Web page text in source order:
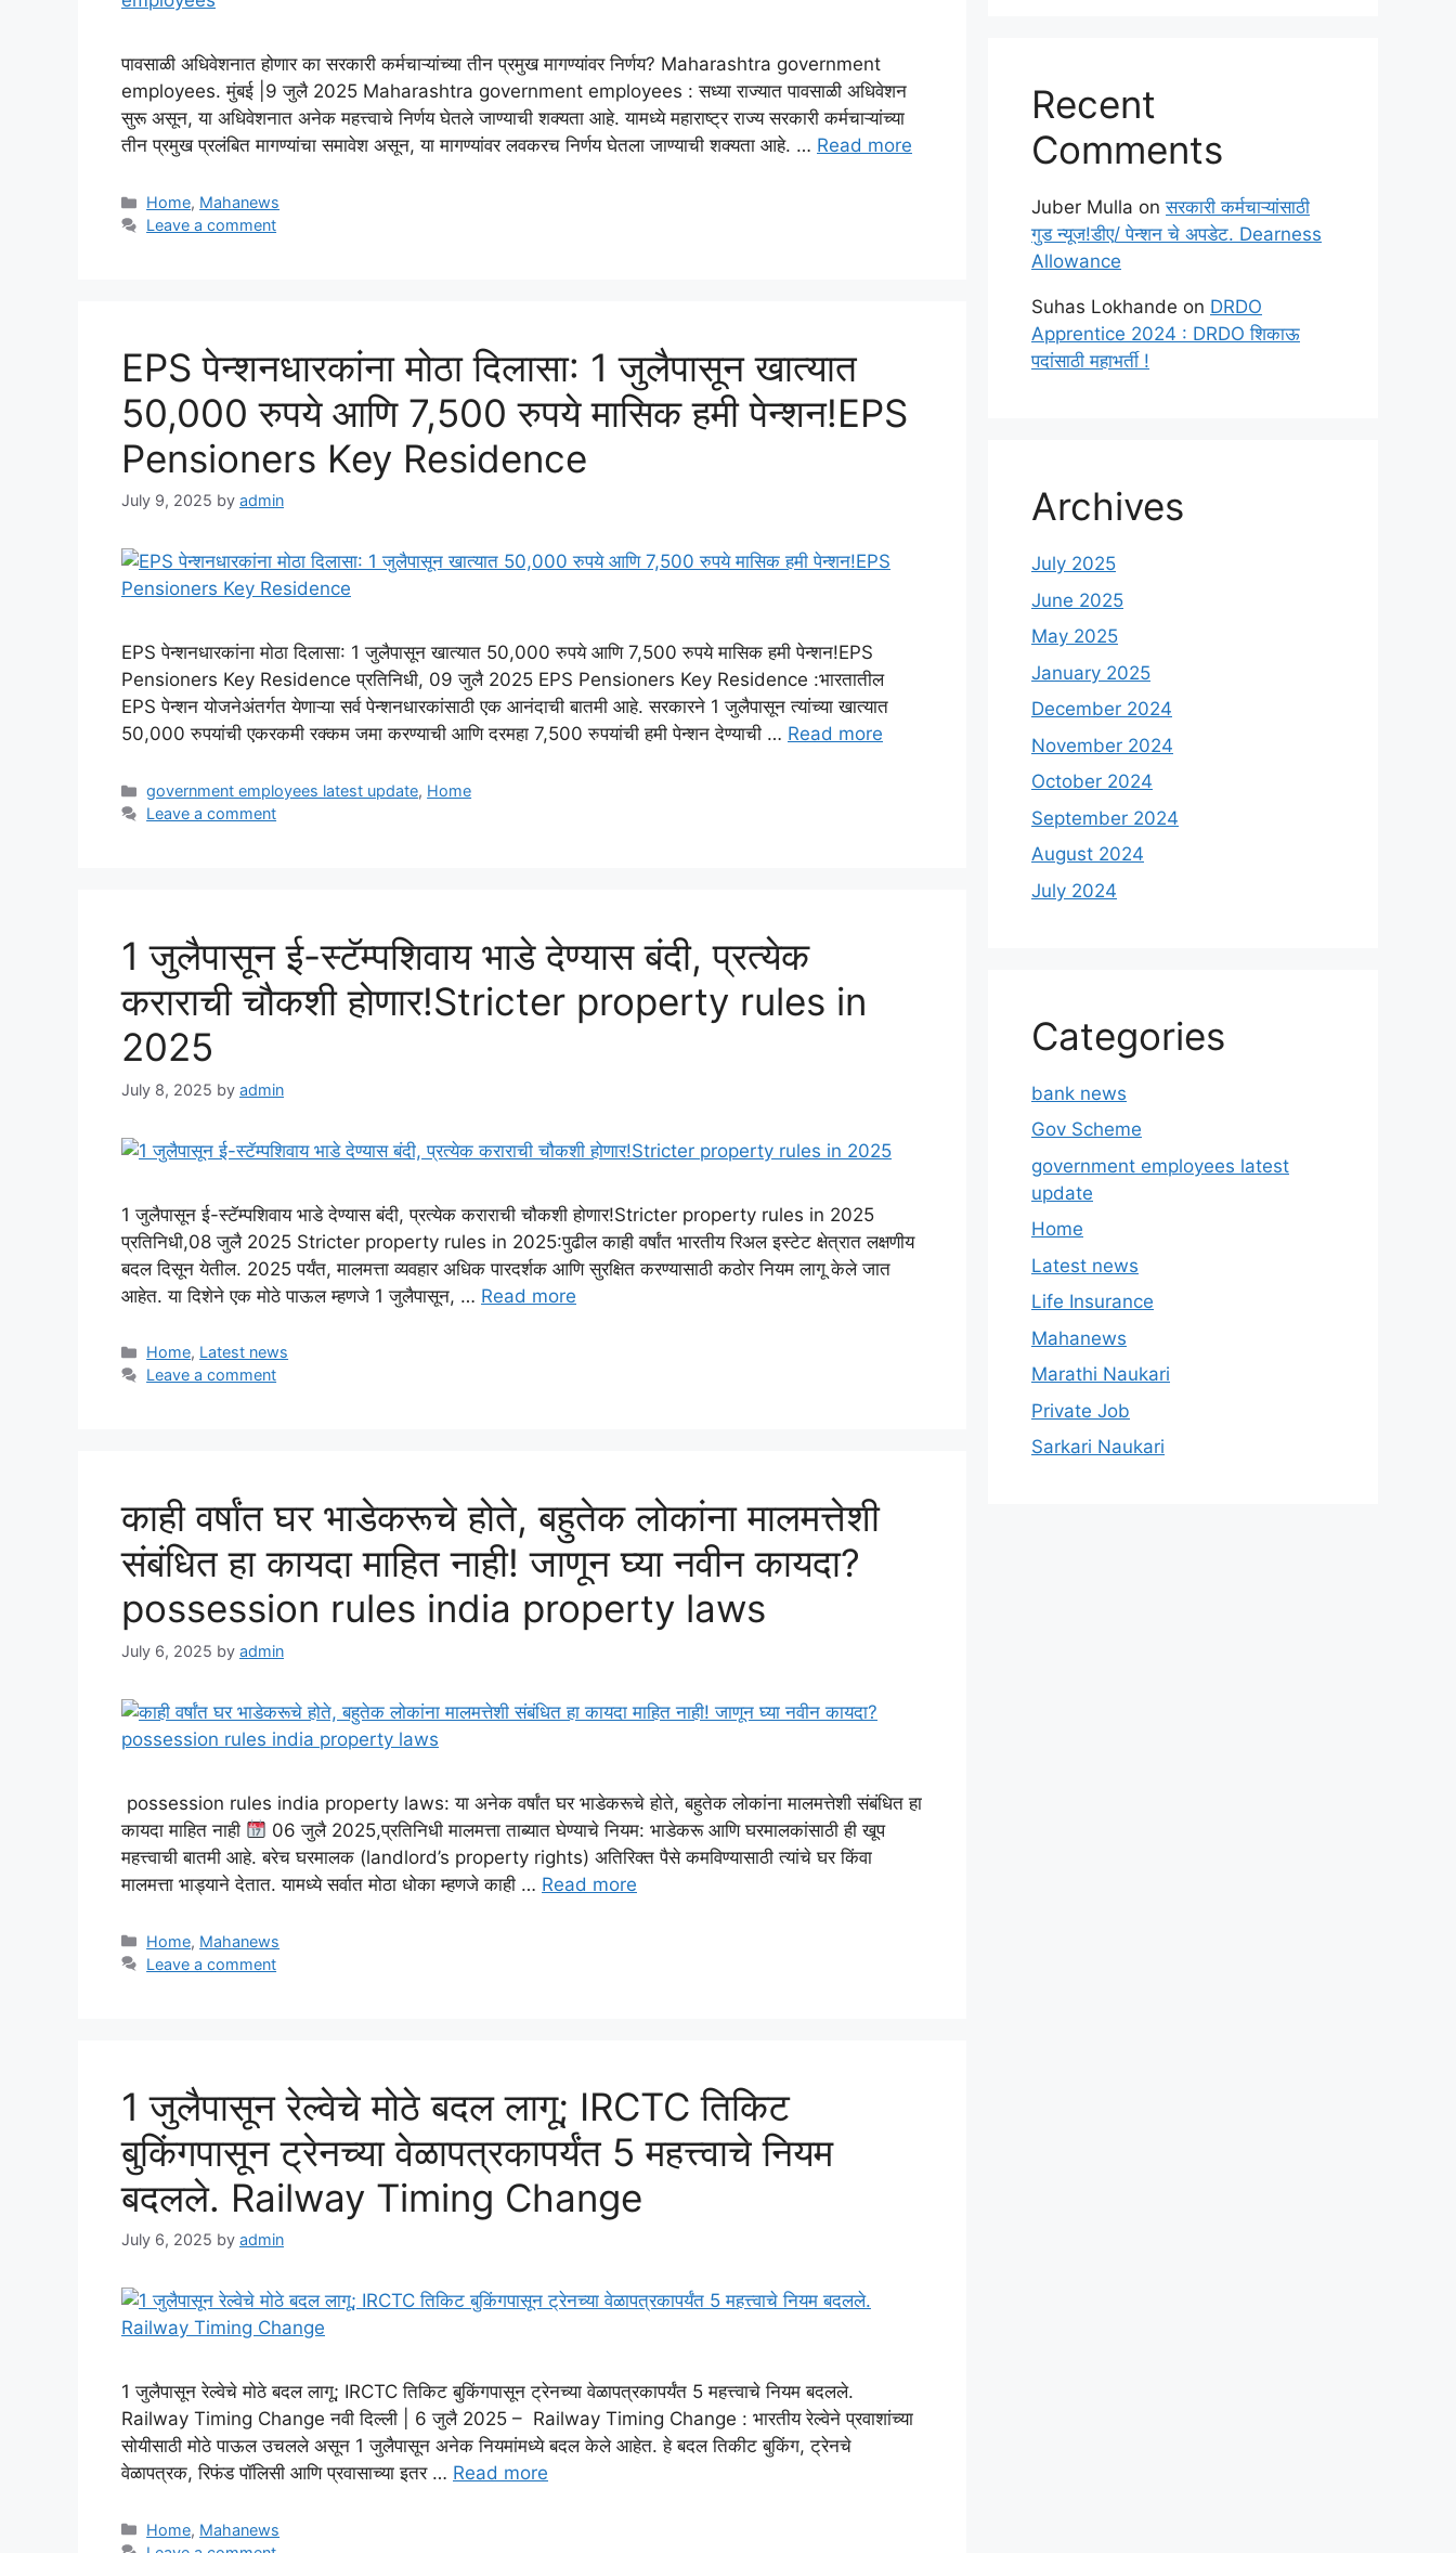
पावसाळी अधिवेशनात होणार का सरकारी कर्मचाऱ्यांच्या तीन प्रमुख मागण्यांवर निर्णय? Maharashtra government
employees. मुंबई |9 जुलै 2025 Maharashtra government employees : सध्या राज्यात पावसाळी अधिवेशन
सुरू असून, या अधिवेशनात अनेक महत्त्वाचे निर्णय घेतले जाण्याची शक्यता आहे. यामध्ये महाराष्ट्र राज्य सरकारी कर्मचाऱ्यांच्या
तीन प्रमुख प्रलंबित मागण्यांचा समावेश असून, या मागण्यांवर लवकरच निर्णय घेतला जाण्याची शक्यता आहे. … Read more
Categories
Home, Mahanews
Leave a comment
EPS पेन्शनधारकांना मोठा दिलासा: 1 जुलैपासून खात्यात
50,000 रुपये आणि 7,500 रुपये मासिक हमी पेन्शन!EPS
Pensioners Key Residence
July 9, 2025 by admin
EPS पेन्शनधारकांना मोठा दिलासा: 1 जुलैपासून खात्यात 50,000 रुपये आणि 7,500 रुपये मासिक हमी पेन्शन!EPS
Pensioners Key Residence प्रतिनिधी, 09 जुलै 2025 EPS Pensioners Key Residence :भारतातील
EPS पेन्शन योजनेअंतर्गत येणाऱ्या सर्व पेन्शनधारकांसाठी एक आनंदाची बातमी आहे. सरकारने 1 जुलैपासून त्यांच्या खात्यात
50,000 रुपयांची एकरकमी रक्कम जमा करण्याची आणि दरमहा 7,500 रुपयांची हमी पेन्शन देण्याची … Read more
Categories
government employees latest update, Home
Leave a comment
1 जुलैपासून ई-स्टॅम्पशिवाय भाडे देण्यास बंदी, प्रत्येक
कराराची चौकशी होणार!Stricter property rules in
2025
July 8, 2025 by admin
1 जुलैपासून ई-स्टॅम्पशिवाय भाडे देण्यास बंदी, प्रत्येक कराराची चौकशी होणार!Stricter property rules in 2025
प्रतिनिधी,08 जुलै 2025 Stricter property rules in 2025:पुढील काही वर्षांत भारतीय रिअल इस्टेट क्षेत्रात लक्षणीय
बदल दिसून येतील. 2025 पर्यंत, मालमत्ता व्यवहार अधिक पारदर्शक आणि सुरक्षित करण्यासाठी कठोर नियम लागू केले जात
आहेत. या दिशेने एक मोठे पाऊल म्हणजे 1 जुलैपासून, … Read more
Categories
Home, Latest news
Leave a comment
काही वर्षांत घर भाडेकरूचे होते, बहुतेक लोकांना मालमत्तेशी
संबंधित हा कायदा माहित नाही! जाणून घ्या नवीन कायदा?
possession rules india property laws
July 6, 2025 by admin
possession rules india property laws: या अनेक वर्षांत घर भाडेकरूचे होते, बहुतेक लोकांना मालमत्तेशी संबंधित हा
कायदा माहित नाही
06 जुलै 2025,प्रतिनिधी मालमत्ता ताब्यात घेण्याचे नियम: भाडेकरू आणि घरमालकांसाठी ही खूप
महत्त्वाची बातमी आहे. बरेच घरमालक (landlord’s property rights) अतिरिक्त पैसे कमविण्यासाठी त्यांचे घर किंवा
मालमत्ता भाड्याने देतात. यामध्ये सर्वात मोठा धोका म्हणजे काही … Read more
Categories
Home, Mahanews
Leave a comment
1 जुलैपासून रेल्वेचे मोठे बदल लागू; IRCTC तिकिट
बुकिंगपासून ट्रेनच्या वेळापत्रकापर्यंत 5 महत्त्वाचे नियम
बदलले. Railway Timing Change
July 6, 2025 by admin
1 जुलैपासून रेल्वेचे मोठे बदल लागू; IRCTC तिकिट बुकिंगपासून ट्रेनच्या वेळापत्रकापर्यंत 5 महत्त्वाचे नियम बदलले.
Railway Timing Change नवी दिल्ली | 6 जुलै 2025 – Railway Timing Change : भारतीय रेल्वेने प्रवाशांच्या
सोयीसाठी मोठे पाऊल उचलले असून 1 जुलैपासून अनेक नियमांमध्ये बदल केले आहेत. हे बदल तिकीट बुकिंग, ट्रेनचे
वेळापत्रक, रिफंड पॉलिसी आणि प्रवासाच्या इतर … Read more
Categories
Home, Mahanews
Recent
Comments
Juber Mulla onसरकारी कर्मचाऱ्यांसाठी
गुड न्यूज!डीए/ पेन्शन चे अपडेट. Dearness
Allowance
Suhas Lokhande on DRDO
Apprentice 2024 : DRDO शिकाऊ
पदांसाठी महाभर्ती !
Archives
July 2025
June 2025
May 2025
January 2025
December 2024
November 2024
October 2024
September 2024
August 2024
July 2024
Categories
bank news
Gov Scheme
government employees latest
update
Home
Latest news
Life Insurance
Mahanews
Marathi Naukari
Private Job
Sarkari Naukari